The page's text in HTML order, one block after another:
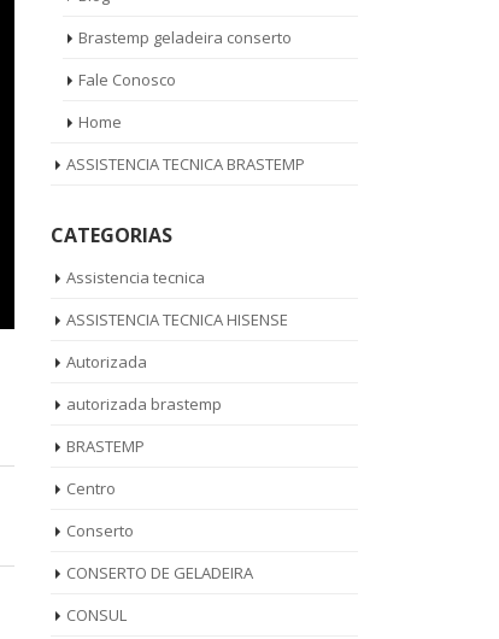
Brastemp geladeira conserto
Fale Conosco
Home
ASSISTENCIA TECNICA BRASTEMP
CATEGORIAS
Assistencia tecnica
ASSISTENCIA TECNICA HISENSE
Autorizada
autorizada brastemp
BRASTEMP
Centro
Conserto
CONSERTO DE GELADEIRA
CONSUL